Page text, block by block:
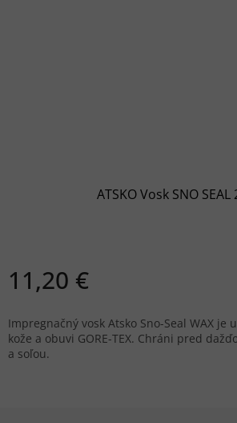
ATSKO Vosk SNO SEAL
11,20 €
Impregnačný vosk Atsko Sno-Seal WAX je
kože a obuvi GORE-TEX. Chráni pred
a soľou.